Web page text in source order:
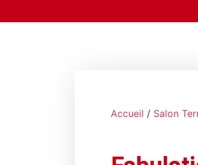
Accueil / Salon